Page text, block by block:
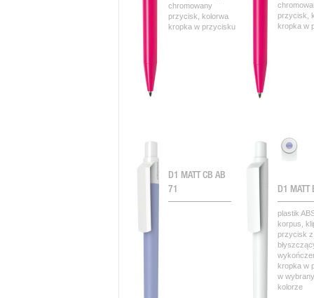
chromowany
przycisk, kolorwa
kropka w przycisku
przycisk,
kropka w
D1 MATT CB AB
71
D1
plastik
korpus,
przycisk z
kropka w
w
kolorze